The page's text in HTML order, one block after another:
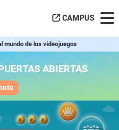
CAMPUS
de los videojuegos
ABIERTAS